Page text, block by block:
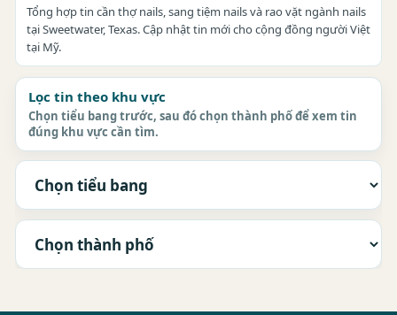
Tổng hợp tin cần thợ nails, sang tiệm nails và rao vặt ngành nails
tại Sweetwater, Texas. Cập nhật tin mới cho cộng đồng người Việt
tại Mỹ.
Lọc tin theo khu vực
Chọn tiểu bang trước, sau đó chọn thành phố để xem tin
đúng khu vực cần tìm.